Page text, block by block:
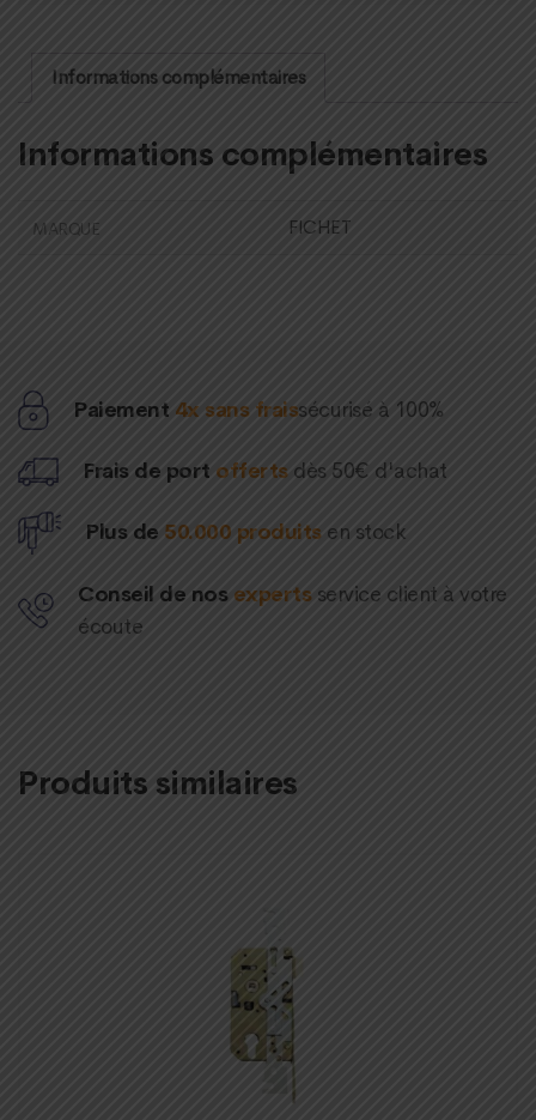
Informations complémentaires
Informations complémentaires
MARQUE FICHET
Paiement 4x sans fraissécurisé à 100%
Frais de port offerts dès 50€ d'achat
Plus de 50.000 produits en stock
Conseil de nos experts service client à votre
écoute
Produits similaires